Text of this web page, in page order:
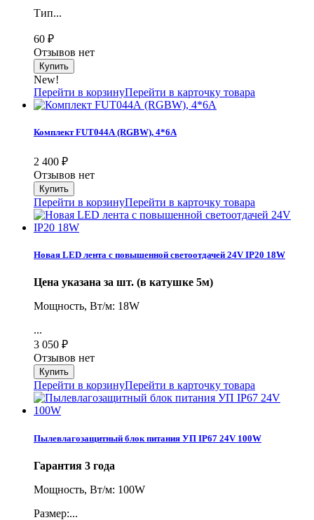
Тип...
60 ₽
Отзывов нет
New!
Перейти в корзинуПерейти в карточку товара
Комплект FUT044А (RGBW), 4*6A
2 400 ₽
Отзывов нет
Перейти в корзинуПерейти в карточку товара
Новая LED лента с повышенной светоотдачей 24V IP20 18W
Цена указана за шт. (в катушке 5м)
Мощность, Вт/м: 18W
...
3 050 ₽
Отзывов нет
Перейти в корзинуПерейти в карточку товара
Пылевлагозащитный блок питания УП IP67 24V 100W
Гарантия 3 года
Мощность, Вт/м: 100W
Размер:...